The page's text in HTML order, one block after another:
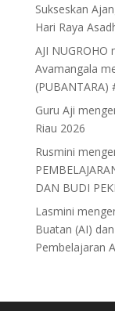
Sukseskan
Hari Raya
AJI NUGROHO
Avamangala
(PUBANTARA)
Guru Aji
Riau 2026
Rusmini
DAN BUDI
Lasmini
Buatan (AI)
Pembelajaran